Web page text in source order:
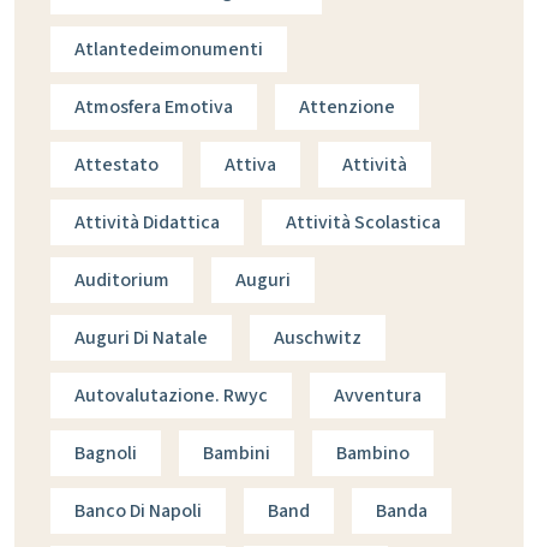
Atlantedeimonumenti
Atmosfera Emotiva Attenzione
Attestato Attiva Attività
Attività Didattica Attività Scolastica
Auditorium Auguri
Auguri Di Natale Auschwitz
Autovalutazione. Rwyc Avventura
Bagnoli Bambini Bambino
Banco Di Napoli Band Banda